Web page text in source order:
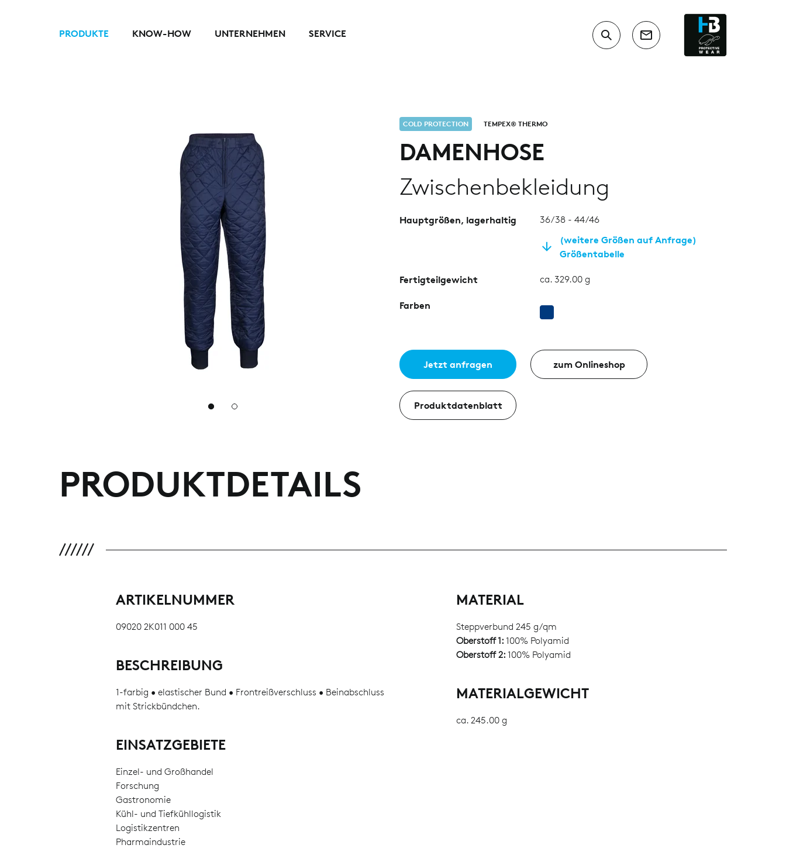
PRODUKTE KNOW-HOW UNTERNEHMEN SERVICE
COLD PROTECTION TEMPEX® THERMO
DAMENHOSE
Zwischenbekleidung
Hauptgrößen, lagerhaltig 36/38 - 44/46
(weitere Größen auf Anfrage)
Größentabelle
Fertigteilgewicht ca. 329.00 g
Farben
Jetzt anfragen zum Onlineshop
Produktdatenblatt
PRODUKTDETAILS
ARTIKELNUMMER
09020 2K011 000 45
BESCHREIBUNG
1-farbig • elastischer Bund • Frontreißverschluss • Beinabschluss
mit Strickbündchen.
EINSATZGEBIETE
Einzel- und Großhandel
Forschung
Gastronomie
Kühl- und Tiefkühllogistik
Logistikzentren
Pharmaindustrie
MATERIAL
Steppverbund 245 g/qm
Oberstoff 1: 100% Polyamid
Oberstoff 2: 100% Polyamid
MATERIALGEWICHT
ca. 245.00 g